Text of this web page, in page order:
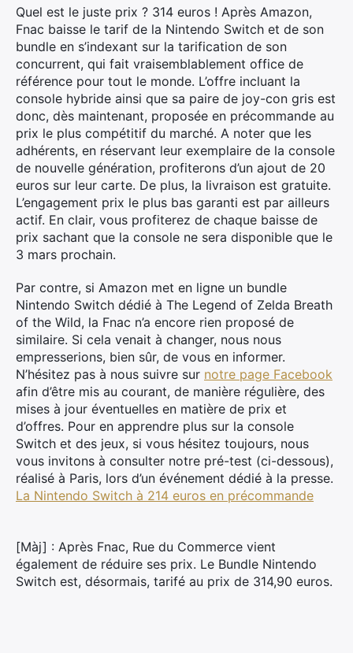
Quel est le juste prix ? 314 euros ! Après Amazon,
Fnac baisse le tarif de la Nintendo Switch et de son
bundle en s’indexant sur la tarification de son
concurrent, qui fait vraisemblablement office de
référence pour tout le monde. L’offre incluant la
console hybride ainsi que sa paire de joy-con gris est
donc, dès maintenant, proposée en précommande au
prix le plus compétitif du marché. A noter que les
adhérents, en réservant leur exemplaire de la console
de nouvelle génération, profiterons d’un ajout de 20
euros sur leur carte. De plus, la livraison est gratuite.
L’engagement prix le plus bas garanti est par ailleurs
actif. En clair, vous profiterez de chaque baisse de
prix sachant que la console ne sera disponible que le
3 mars prochain.
Par contre, si Amazon met en ligne un bundle
Nintendo Switch dédié à The Legend of Zelda Breath
of the Wild, la Fnac n’a encore rien proposé de
similaire. Si cela venait à changer, nous nous
empresserions, bien sûr, de vous en informer.
N’hésitez pas à nous suivre sur notre page Facebook
afin d’être mis au courant, de manière régulière, des
mises à jour éventuelles en matière de prix et
d’offres. Pour en apprendre plus sur la console
Switch et des jeux, si vous hésitez toujours, nous
vous invitons à consulter notre pré-test (ci-dessous),
réalisé à Paris, lors d’un événement dédié à la presse.
La Nintendo Switch à 214 euros en précommande
[Màj] : Après Fnac, Rue du Commerce vient
également de réduire ses prix. Le Bundle Nintendo
Switch est, désormais, tarifé au prix de 314,90 euros.